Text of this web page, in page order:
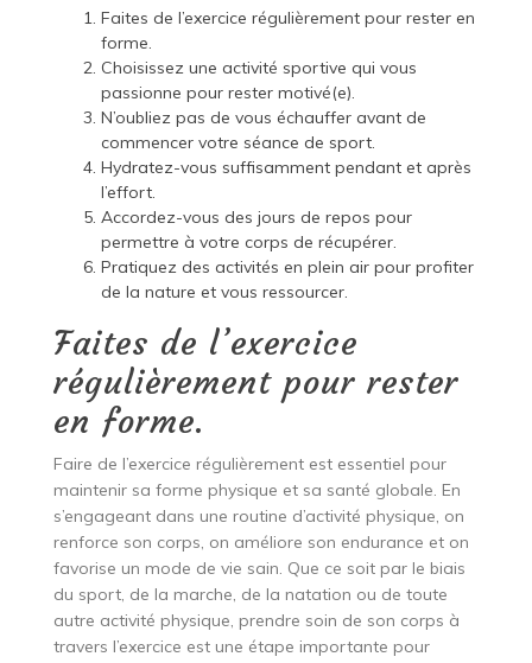
Faites de l’exercice régulièrement pour rester en
forme.
Choisissez une activité sportive qui vous
passionne pour rester motivé(e).
N’oubliez pas de vous échauffer avant de
commencer votre séance de sport.
Hydratez-vous suffisamment pendant et après
l’effort.
Accordez-vous des jours de repos pour
permettre à votre corps de récupérer.
Pratiquez des activités en plein air pour profiter
de la nature et vous ressourcer.
Faites de l’exercice
régulièrement pour rester
en forme.
Faire de l’exercice régulièrement est essentiel pour
maintenir sa forme physique et sa santé globale. En
s’engageant dans une routine d’activité physique, on
renforce son corps, on améliore son endurance et on
favorise un mode de vie sain. Que ce soit par le biais
du sport, de la marche, de la natation ou de toute
autre activité physique, prendre soin de son corps à
travers l’exercice est une étape importante pour